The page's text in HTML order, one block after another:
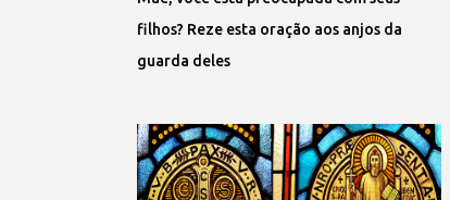
filhos? Reze esta oração aos anjos da
guarda deles